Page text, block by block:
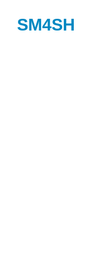
SM4SH